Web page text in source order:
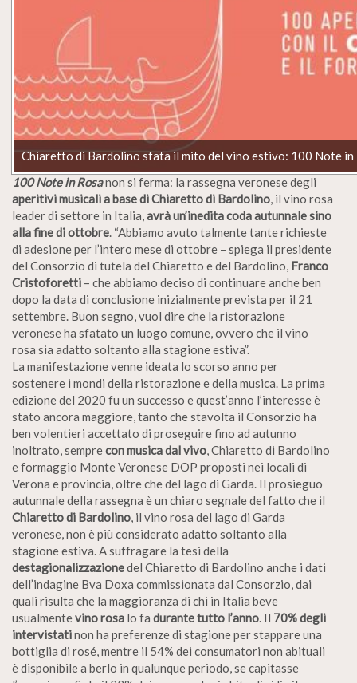
Chiaretto di Bardolino sfata il mito del vino estivo: 100 Note in
100 Note in Rosanon si ferma: la rassegna veronese degli
aperitivi musicali a base di Chiaretto di Bardolino , il vino rosa
leader di settore in Italia, avrà un’inedita coda autunnale sino
alla fine di ottobre . “Abbiamo avuto talmente tante richieste
di adesione per l’intero mese di ottobre – spiega il presidente
del Consorzio di tutela del Chiaretto e del Bardolino, Franco
Cristoforetti – che abbiamo deciso di continuare anche ben
dopo la data di conclusione inizialmente prevista per il 21
settembre. Buon segno, vuol dire che la ristorazione
veronese ha sfatato un luogo comune, ovvero che il vino
rosa sia adatto soltanto alla stagione estiva”.
La manifestazione venne ideata lo scorso anno per
sostenere i mondi della ristorazione e della musica. La prima
edizione del 2020 fu un successo e quest’anno l’interesse è
stato ancora maggiore, tanto che stavolta il Consorzio ha
ben volentieri accettato di proseguire fino ad autunno
inoltrato, semprecon musica dal vivo , Chiaretto di Bardolino
e formaggio Monte Veronese DOP proposti nei locali di
Verona e provincia, oltre che del lago di Garda. Il prosieguo
autunnale della rassegna è un chiaro segnale del fatto che il
Chiaretto di Bardolino , il vino rosa del lago di Garda
veronese, non è più considerato adatto soltanto alla
stagione estiva. A suffragare la tesi della
destagionalizzazionedel Chiaretto di Bardolino anche i dati
dell’indagine Bva Doxa commissionata dal Consorzio, dai
quali risulta che la maggioranza di chi in Italia beve
usualmentevino rosa lo fa durante tutto l’anno . Il 70% degli
intervistatinon ha preferenze di stagione per stappare una
bottiglia di rosé, mentre il 54% dei consumatori non abituali
è disponibile a berlo in qualunque periodo, se capitasse